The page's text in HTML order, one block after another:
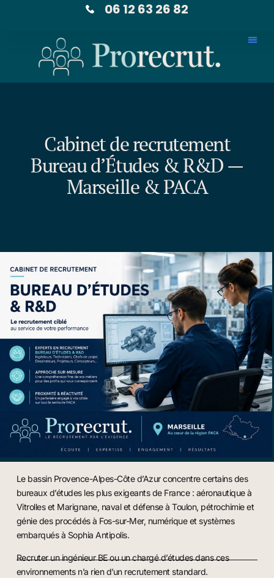
06 12 63 26 82
Cabinet de recrutement
Bureau d’Études & R&D —
Marseille & PACA
Le bassin Provence-Alpes-Côte d’Azur concentre certains des
bureaux d’études les plus exigeants de France : aéronautique à
Vitrolles et Marignane, naval et défense à Toulon, pétrochimie et
génie des procédés à Fos-sur-Mer, numérique et systèmes
embarqués à Sophia Antipolis.
Recruter un ingénieur BE ou un chargé d’études dans ces
environnements n’a rien d’un recrutement standard.